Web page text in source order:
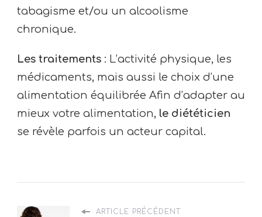
tabagisme et/ou un alcoolisme
chronique.
Les traitements : L’activité physique, les
médicaments, mais aussi le choix d’une
alimentation équilibrée Afin d’adapter au
mieux votre alimentation, le diététicien
se révèle parfois un acteur capital.
ARTICLE PRÉCÉDENT